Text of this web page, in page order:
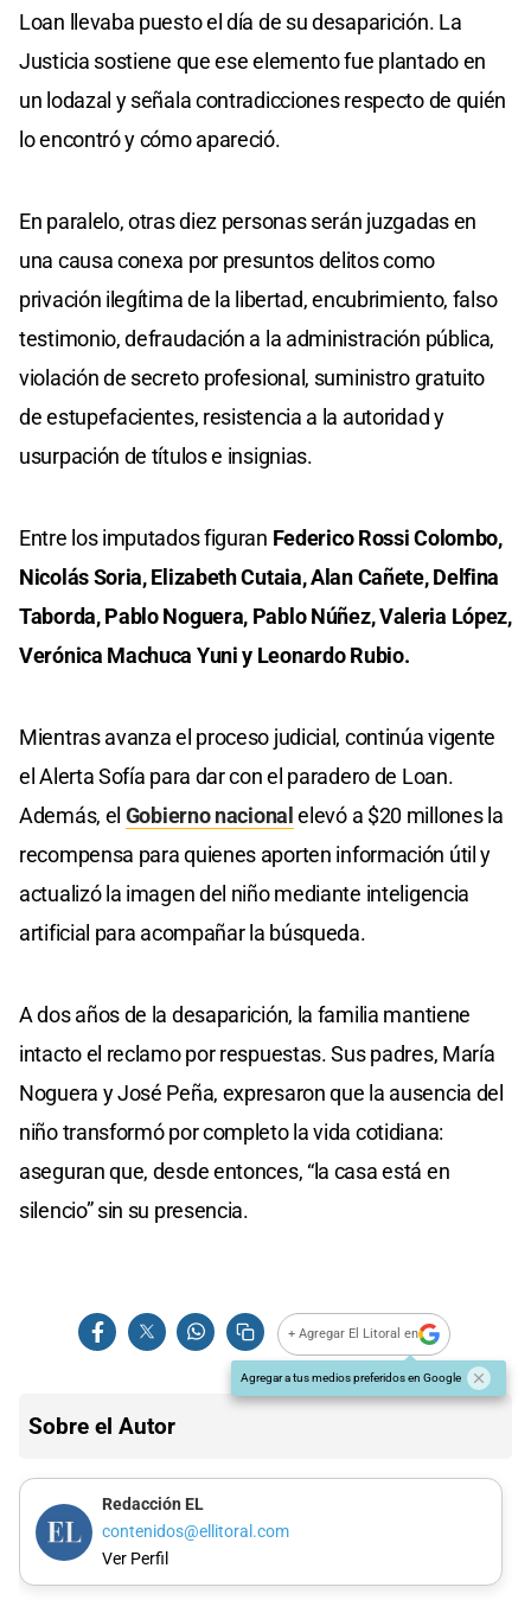
Loan llevaba puesto el día de su desaparición. La
Justicia sostiene que ese elemento fue plantado en
un lodazal y señala contradicciones respecto de quién
lo encontró y cómo apareció.
En paralelo, otras diez personas serán juzgadas en
una causa conexa por presuntos delitos como
privación ilegítima de la libertad, encubrimiento, falso
testimonio, defraudación a la administración pública,
violación de secreto profesional, suministro gratuito
de estupefacientes, resistencia a la autoridad y
usurpación de títulos e insignias.
Entre los imputados figuran Federico Rossi Colombo,
Nicolás Soria, Elizabeth Cutaia, Alan Cañete, Delfina
Taborda, Pablo Noguera, Pablo Núñez, Valeria López,
Verónica Machuca Yuni y Leonardo Rubio.
Mientras avanza el proceso judicial, continúa vigente
el Alerta Sofía para dar con el paradero de Loan.
Además, el Gobierno nacionalelevó a $20 millones la
recompensa para quienes aporten información útil y
actualizó la imagen del niño mediante inteligencia
artificial para acompañar la búsqueda.
A dos años de la desaparición, la familia mantiene
intacto el reclamo por respuestas. Sus padres, María
Noguera y José Peña, expresaron que la ausencia del
niño transformó por completo la vida cotidiana:
aseguran que, desde entonces, “la casa está en
silencio” sin su presencia.
+ Agregar El Litoral en
Agregar a tus medios preferidos en Google
Sobre el Autor
Redacción EL
contenidos@ellitoral.com
Ver Perfil